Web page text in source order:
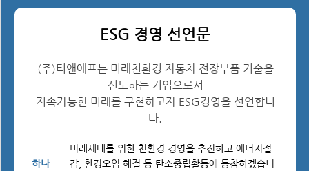
ESG 경영 선언문
(주)티앤에프는 미래친환경 자동차 전장부품 기술을
선도하는 기업으로서
지속가능한 미래를 구현하고자 ESG경영을 선언합니
다.
하나
미래세대를 위한 친환경 경영을 추진하고 에너지절
감, 환경오염 해결 등 탄소중립활동에 동참하겠습니